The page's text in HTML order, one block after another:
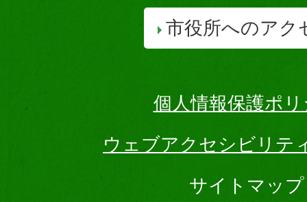
市役所へのアク
個人情報保護ポ
ウェブアクセシビリテ
サイトマップ